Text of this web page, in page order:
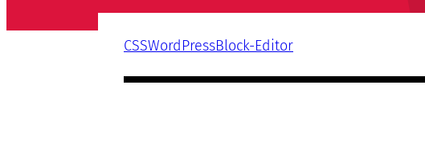
CSSWordPressBlock-Editor